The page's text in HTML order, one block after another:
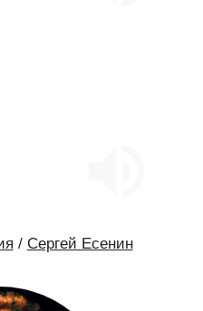
/ Сергей Есенин